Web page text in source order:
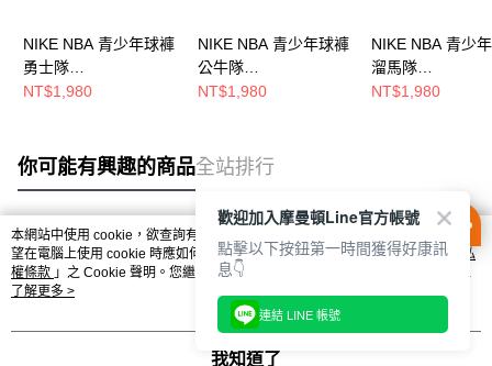
NIKE NBA 青少年球褲
勇士隊
WZ2B7BXQL00-WAR
NT$1,980
NIKE NBA 青少年球褲
公牛隊
WZ2B7BXQL00-BUL
NT$1,980
NIKE NBA 青少
溜馬隊
WZ2B7BXQL00-
NT$1,980
你可能有興趣的商品全站排行
熱門標籤
本網站中使用 cookie，欲查詢有關本網站使用 cookie 方式之詳情，及若您不希
望在電腦上使用 cookie 時應如何變更電腦的 cookie 設定，請參閱本網站「
隱私
權條款 」之 Cookie 聲明。您繼續使用本網站即表示您同意本公司得按本網站使
用條款之 Cookie 聲明使用 cookie。
了解更多 >
我知道了
歡迎加入摩曼頓Line官方帳號
點擊以下按鈕第一時間獲得好康訊
息👇
連結 LINE 帳號